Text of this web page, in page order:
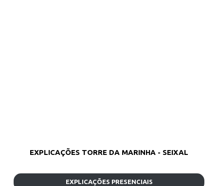
EXPLICAÇÕES TORRE DA MARINHA - SEIXAL
EXPLICAÇÕES PRESENCIAIS